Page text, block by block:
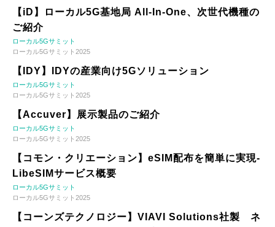
【iD】ローカル5G基地局 All-In-One、次世代機種の
ご紹介
ローカル5Gサミット
ローカル5Gサミット2025
【IDY】IDYの産業向け5Gソリューション
ローカル5Gサミット
ローカル5Gサミット2025
【Accuver】展示製品のご紹介
ローカル5Gサミット
ローカル5Gサミット2025
【コモン・クリエーション】eSIM配布を簡単に実現-
LibeSIMサービス概要
ローカル5Gサミット
ローカル5Gサミット2025
【コーンズテクノロジー】VIAVI Solutions社製 ネ